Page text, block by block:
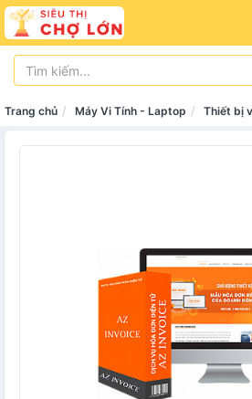
Trang chủ Máy Vi Tính - Laptop Thiết bị